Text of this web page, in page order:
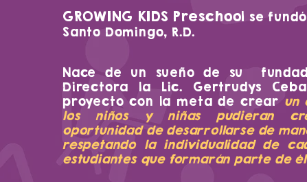
GROWING KIDS Preschool se
Santo Domingo, R.D.
Nace de un sueño de su
Directora la Lic. Gertrudys
proyecto con la meta de crear un
los niños y niñas pudieran
oportunidad de desarrollarse de
respetando la individualidad de
estudiantes que formarán parte de